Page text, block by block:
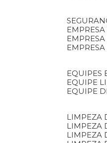
EQUIPE
EQUIPE